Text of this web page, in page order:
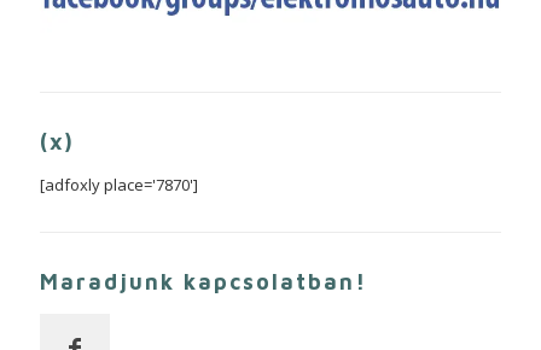
(x)
[adfoxly place='7870']
Maradjunk kapcsolatban!